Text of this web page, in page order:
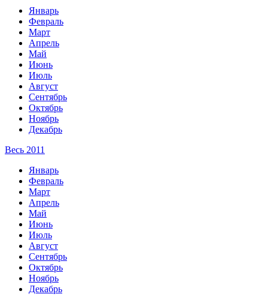
Январь
Февраль
Март
Апрель
Май
Июнь
Июль
Август
Сентябрь
Октябрь
Ноябрь
Декабрь
Весь 2011
Январь
Февраль
Март
Апрель
Май
Июнь
Июль
Август
Сентябрь
Октябрь
Ноябрь
Декабрь